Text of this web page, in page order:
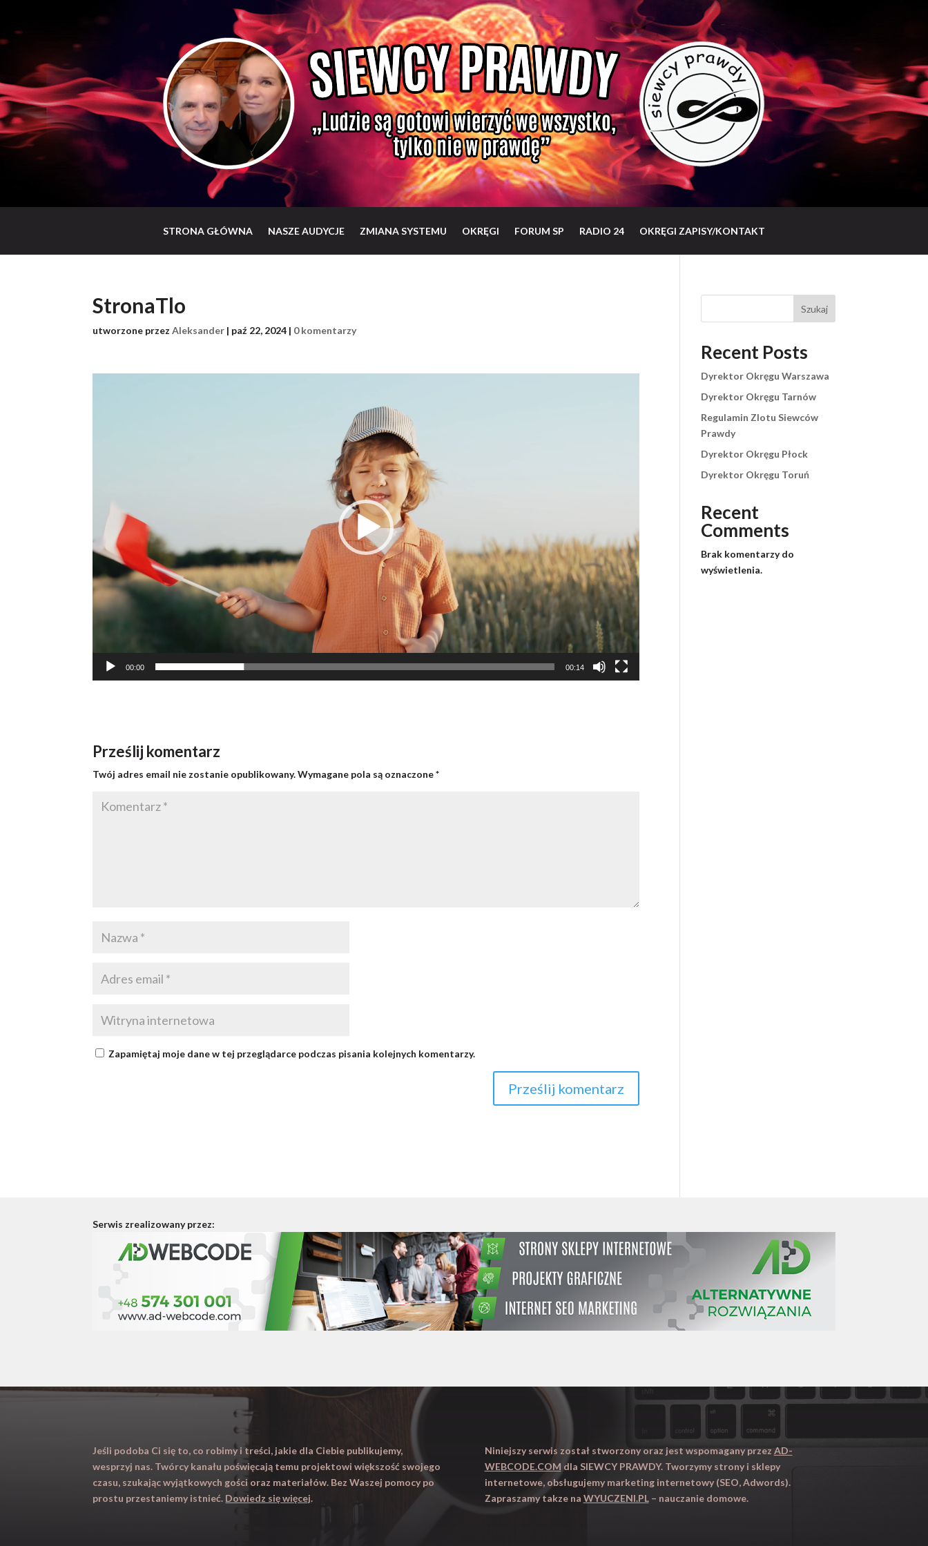
STRONA GŁÓWNA NASZE AUDYCJE ZMIANA SYSTEMU OKRĘGI FORUM SP RADIO 24 OKRĘGI ZAPISY/KONTAKT
StronaTlo
utworzone przezAleksander | paź 22, 2024 | 0 komentarzy
00:00 00:14
Prześlij komentarz
Twój adres email nie zostanie opublikowany. Wymagane pola są oznaczone*
Zapamiętaj moje dane w tej przeglądarce podczas pisania kolejnych komentarzy.
Szukaj
Recent Posts
Dyrektor Okręgu Warszawa
Dyrektor Okręgu Tarnów
Regulamin Zlotu Siewców
Prawdy
Dyrektor Okręgu Płock
Dyrektor Okręgu Toruń
Recent
Comments
Brak komentarzy do
wyświetlenia.
Serwis zrealizowany przez:
Jeśli podoba Ci się to, co robimy i treści, jakie dla Ciebie publikujemy,
wesprzyj nas. Twórcy kanału poświęcają temu projektowi większość swojego
czasu, szukając wyjątkowych gości oraz materiałów. Bez Waszej pomocy po
prostu przestaniemy istnieć. Dowiedz się więcej.
Niniejszy serwis został stworzony oraz jest wspomagany przez AD-
WEBCODE.COM dla SIEWCY PRAWDY. Tworzymy strony i sklepy
internetowe, obsługujemy marketing internetowy (SEO, Adwords).
Zapraszamy takze na WYUCZENI.PL– nauczanie domowe.